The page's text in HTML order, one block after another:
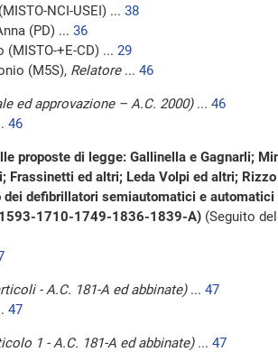
NCI-USEI) ... 38
(PD) ... 36
(MISTO-+E-CD) ... 29
(M5S), Relatore... 46
ed approvazione – A.C. 2000)... 46
46
proposte di legge: Gallinella e Gagnarli;
Frassinetti ed altri; Leda Volpi ed altri;
defibrillatori semiautomatici e automatici
1710-1749-1836-1839-A) (Seguito
- A.C. 181-A ed abbinate)... 47
47
1 - A.C. 181-A ed abbinate)... 47